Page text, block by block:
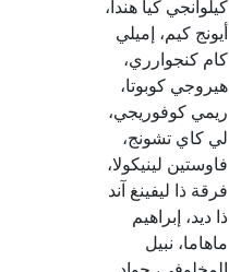
كيلوانجي كيا هندا،
أيونج كيم، إميلي
كام كنجوارري،
هيروجي كوبوتا،
ريمي كوفوريجي،
لي كاي تشونج،
فاوستين لينيكولا،
فرقة ذا ليفينغ آند
ذا ديد، إبراهيم
ماهاما، نبيل